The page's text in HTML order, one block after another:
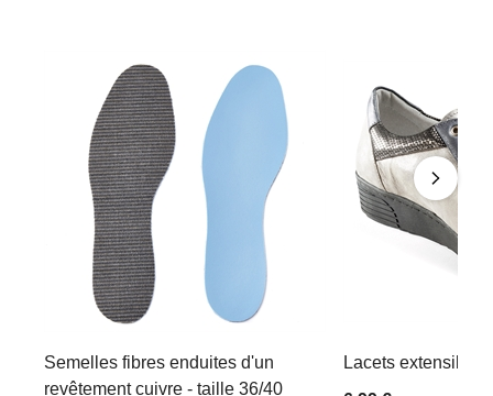
Semelles fibres enduites d'un
revêtement cuivre - taille 36/40
Lacets extensibles